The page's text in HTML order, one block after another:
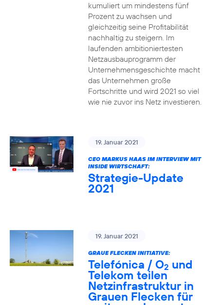
kumuliert um mindestens fünf
Prozent zu wachsen und
gleichzeitig seine Profitabilität
nachhaltig zu steigern. Im
laufenden ambitioniertesten
Netzausbauprogramm der
Unternehmensgeschichte macht
das Unternehmen große
Fortschritte und wird 2021 so viel
wie nie zuvor ins Netz investieren.
19. Januar 2021
CEO MARKUS HAAS IM INTERVIEW MIT
INSIDE WIRTSCHAFT:
Strategie-Update
2021
19. Januar 2021
GRAUE FLECKEN INITIATIVE:
Telefónica / O2 und
Telekom teilen
Netzinfrastruktur in
Grauen Flecken für